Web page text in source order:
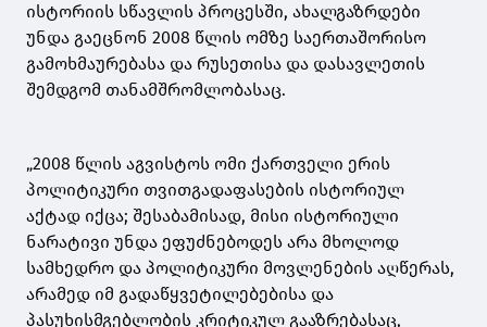
ისტორიის სწავლის პროცესში, ახალგაზრდები
უნდა გაეცნონ 2008 წლის ომზე საერთაშორისო
გამოხმაურებასა და რუსეთისა და დასავლეთის
შემდგომ თანამშრომლობასაც.
„2008 წლის აგვისტოს ომი ქართველი ერის
პოლიტიკური თვითგადაფასების ისტორიულ
აქტად იქცა; შესაბამისად, მისი ისტორიული
ნარატივი უნდა ეფუძნებოდეს არა მხოლოდ
სამხედრო და პოლიტიკური მოვლენების აღწერას,
არამედ იმ გადაწყვეტილებებისა და
პასუხისმგებლობის კრიტიკულ გააზრებასაც,